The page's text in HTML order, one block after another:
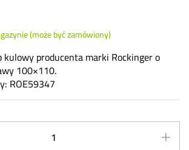
(może być zamówiony)
kulowy producenta marki Rockinger o
100×110.
ROE59347